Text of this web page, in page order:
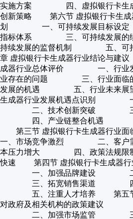
实施方案 四、虚拟银行卡生成
创新策略 第六节 虚拟银行卡生成
划 一、可持续发展目标设
指标体系 三、可持续发展
持续发展的监督机制 五、可持
章 虚拟银行卡生成器行业结论与
成器行业总体评价 一、行
业存在的问题 三、行业面
发展的机遇 五、行业未来展
生成器行业发展机遇点识别 一
二、技术创新突破 三、
四、产业链整合机遇 五
第三节 虚拟银行卡生成器行
一、市场竞争激烈 二、客
本压力增大 四、政策法规
快速 第四节 虚拟银行卡生成器行
一、加强品牌建设 二、
三、拓宽销售渠道 四、
五、注重人才培养 第五节 虚
对政府及相关机构的政策建议
二、加强市场监管 三、